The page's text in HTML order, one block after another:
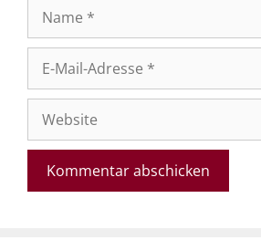
Mail-
Adresse
Website